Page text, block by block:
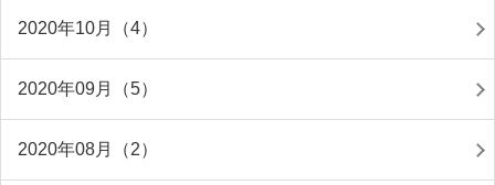
2020年10月（4）
2020年09月（5）
2020年08月（2）